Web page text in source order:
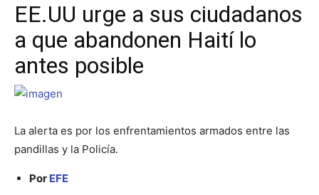
EE.UU urge a sus ciudadanos
a que abandonen Haití lo
antes posible
La alerta es por los enfrentamientos armados entre las
pandillas y la Policía.
Por EFE